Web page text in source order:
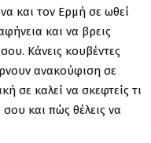
και τον Ερμή σε ωθεί
και να βρεις
Κάνεις κουβέντες
ανακούφιση σε
σε καλεί να σκεφτείς τι
και πώς θέλεις να